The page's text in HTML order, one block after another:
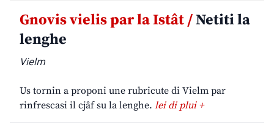
Gnovis vielis par la Istât /Netiti la
lenghe
Vielm
Us tornin a proponi une rubricute di Vielm par
rinfrescasi il cjâf su la lenghe. lei di plui +